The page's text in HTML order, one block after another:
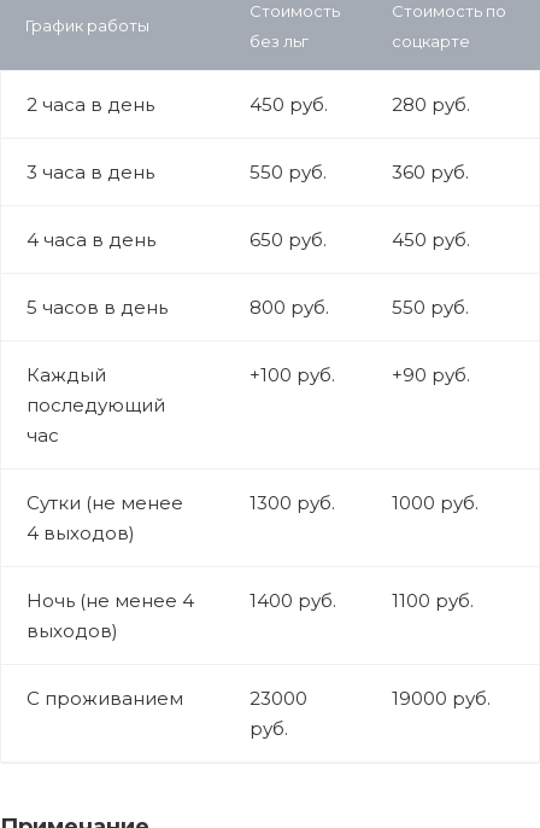
График работы
Стоимость
без льг
Стоимость по
соцкарте
2 часа в день 450 руб. 280 руб.
3 часа в день 550 руб. 360 руб.
4 часа в день 650 руб. 450 руб.
5 часов в день 800 руб. 550 руб.
Каждый
последующий
час
+100 руб. +90 руб.
Сутки (не менее
4 выходов)
1300 руб. 1000 руб.
Ночь (не менее 4
выходов)
1400 руб. 1100 руб.
С проживанием
23000
руб.
19000 руб.